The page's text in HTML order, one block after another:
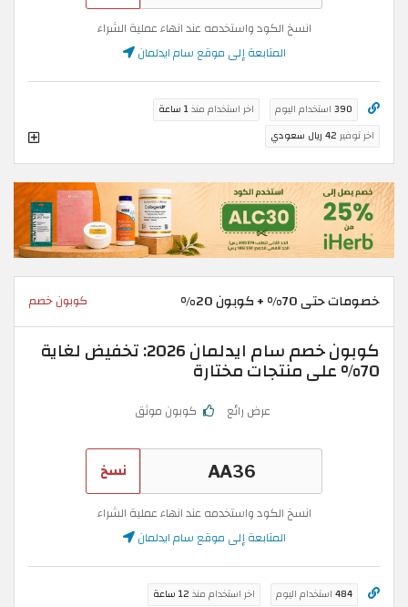
انسخ الكود واستخدمه عند انهاء عملية الشراء
المتابعة إلى موقع سام ايدلمان
390 استخدام اليوم اخر استخدام منذ1 ساعة
اخر توفير 42 ريال سعودي
خصومات حتى 70% + كوبون 20% كوبون خصم
كوبون خصم سام ايدلمان 2026: تخفيض لغاية
70% على منتجات مختارة
عرض رائع كوبون موثق
نسخ
انسخ الكود واستخدمه عند انهاء عملية الشراء
المتابعة إلى موقع سام ايدلمان
484 استخدام اليوم اخر استخدام منذ 12 ساعة